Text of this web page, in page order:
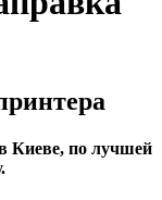
Киеве, по лучшей